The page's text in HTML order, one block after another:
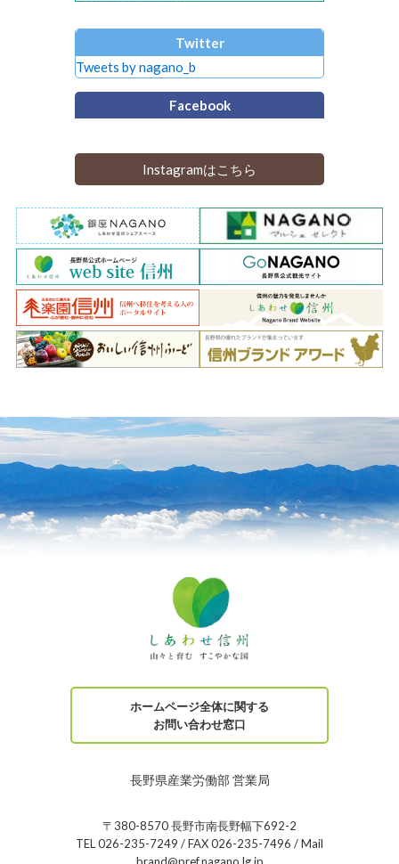
Twitter
Tweets by nagano_b
Facebook
Instagramはこちら
ホームページ全体に関する
お問い合わせ窓口
長野県産業労働部 営業局
〒380-8570 長野市南長野幅下692-2
TEL 026-235-7249 / FAX 026-235-7496 / Mail